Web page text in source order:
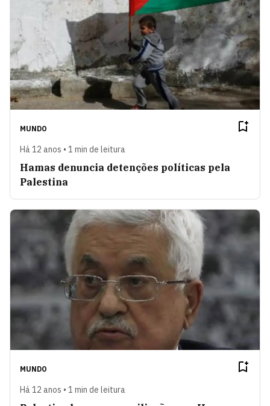
MUNDO
Há 12 anos • 1 min de leitura
Hamas denuncia detenções políticas pela
Palestina
MUNDO
Há 12 anos • 1 min de leitura